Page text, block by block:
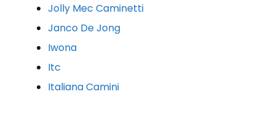
Jolly Mec Caminetti
Janco De Jong
Iwona
Itc
Italiana Camini